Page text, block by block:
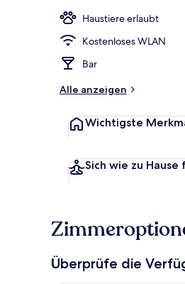
Haustiere erlaubt
Kostenloses WLAN
Bar
Alle anzeigen
Wichtigste
Sich wie zu Hause
Überprüfe die